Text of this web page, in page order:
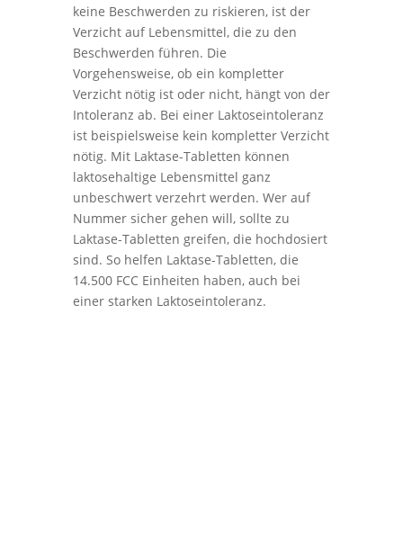
keine Beschwerden zu riskieren, ist der
Verzicht auf Lebensmittel, die zu den
Beschwerden führen. Die
Vorgehensweise, ob ein kompletter
Verzicht nötig ist oder nicht, hängt von der
Intoleranz ab. Bei einer Laktoseintoleranz
ist beispielsweise kein kompletter Verzicht
nötig. Mit Laktase-Tabletten können
laktosehaltige Lebensmittel ganz
unbeschwert verzehrt werden. Wer auf
Nummer sicher gehen will, sollte zu
Laktase-Tabletten greifen, die hochdosiert
sind. So helfen Laktase-Tabletten, die
14.500 FCC Einheiten haben, auch bei
einer starken Laktoseintoleranz.